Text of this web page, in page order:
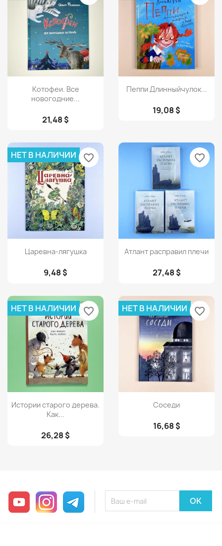
Просмотр
Котофеи. Все
новогодние...
21,48 $
Просмотр
Пеппи Длинныйчулок...
19,08 $
Просмотр
Царевна-лягушка
9,48 $
НЕТ В НАЛИЧИИ favorite_border
Просмотр
Атлант расправил плечи
27,48 $
favorite_border
Просмотр
Истории старого дерева.
Как...
26,28 $
НЕТ В НАЛИЧИИ favorite_border
Просмотр
Соседи
16,68 $
НЕТ В НАЛИЧИИ favorite_border
YouTube InstagramTelegram